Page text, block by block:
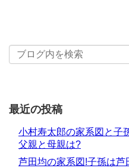
最近の投稿
小村寿太郎の家系図と子
父親と母親は?
芦田均の家系図!子孫は